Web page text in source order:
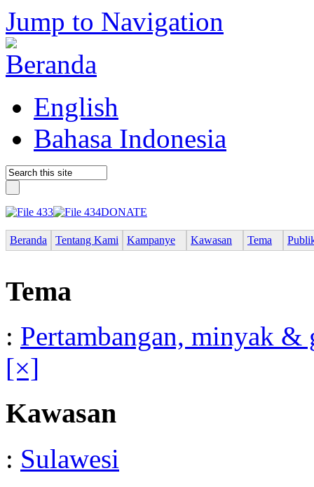
Jump to Navigation
English
Bahasa Indonesia
DONATE
Beranda Tentang Kami Kampanye Kawasan Tema
Tema
: Pertambangan, minyak &
[×]
Kawasan
: Sulawesi